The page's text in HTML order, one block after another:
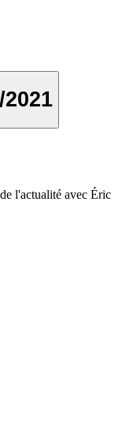
l'actualité avec Éric